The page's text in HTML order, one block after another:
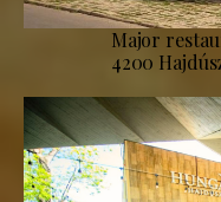
Major
4200